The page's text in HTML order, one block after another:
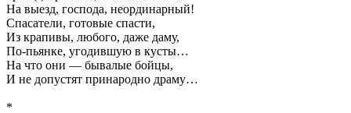
На выезд, господа, неординарный!
Спасатели, готовые спасти,
Из крапивы, любого, даже даму,
По-пьянке, угодившую в кусты…
На что они — бывалые бойцы,
И не допустят принародно драму…
*